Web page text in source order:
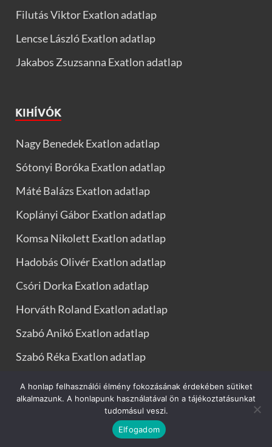
Filutás Viktor Exatlon adatlap
Lencse László Exatlon adatlap
Jakabos Zsuzsanna Exatlon adatlap
KIHÍVÓK
Nagy Benedek Exatlon adatlap
Sótonyi Boróka Exatlon adatlap
Máté Balázs Exatlon adatlap
Koplányi Gábor Exatlon adatlap
Komsa Nikolett Exatlon adatlap
Hadobás Olivér Exatlon adatlap
Csóri Dorka Exatlon adatlap
Horváth Roland Exatlon adatlap
Szabó Anikó Exatlon adatlap
Szabó Réka Exatlon adatlap
andHitMag.
A honlap felhasználói élmény fokozásának érdekében sütiket
alkalmazunk. A honlapunk használatával ön a tájékoztatásunkat
tudomásul veszi.
Elfogadom